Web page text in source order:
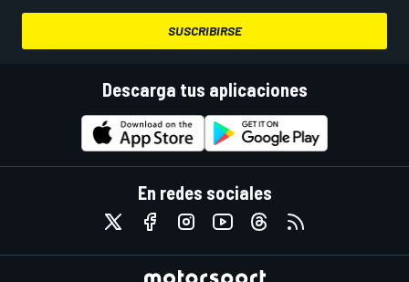
SUSCRIBIRSE
Descarga tus aplicaciones
En redes sociales